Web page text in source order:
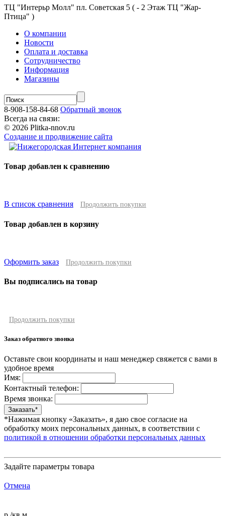
ТЦ "Интерьр Молл" пл. Советская 5 ( - 2 Этаж ТЦ "Жар-
Птица" )
О компании
Новости
Оплата и доставка
Сотрудничество
Информация
Магазины
8-908-158-84-68 Обратный звонок
Всегда на связи:
© 2026 Plitka-nnov.ru
Создание и продвижение сайта
Товар добавлен к сравнению
В список сравнения Продолжить покупки
Товар добавлен в корзину
Оформить заказ Продолжить покупки
Вы подписались на товар
Продолжить покупки
Заказ обратного звонка
Оставьте свои координаты и наш менеджер свяжется с вами в
удобное время
Имя:
Контактный телефон:
Время звонка:
*Нажимая кнопку «Заказать», я даю свое согласие на
обработку моих персональных данных, в соответствии с
политикой в отношении обработки персональных данных
Задайте параметры товара
Отмена